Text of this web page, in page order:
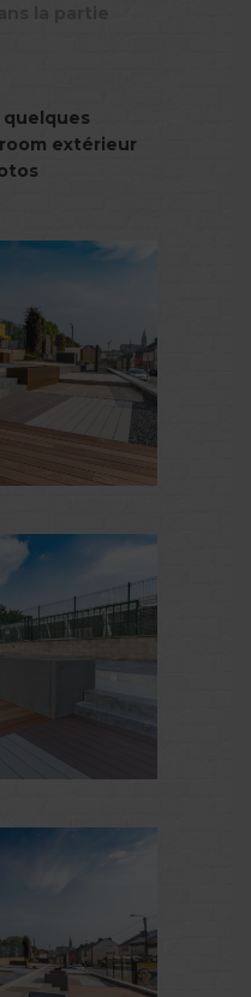
extérieur